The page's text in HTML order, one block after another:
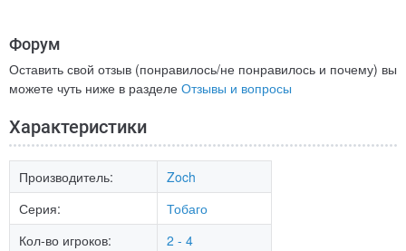
Форум
Оставить свой отзыв (понравилось/не понравилось и почему) вы
можете чуть ниже в разделе Отзывы и вопросы
Характеристики
Производитель:
Zoch
Серия:
Тобаго
Кол-во игроков:
2 - 4